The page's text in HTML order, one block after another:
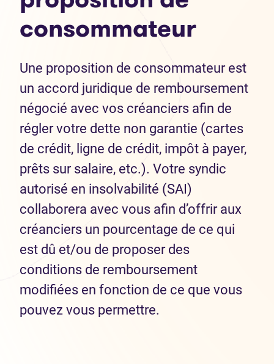
consommateur
Une proposition de consommateur est
un accord juridique de remboursement
négocié avec vos créanciers afin de
régler votre dette non garantie (cartes
de crédit, ligne de crédit, impôt à payer,
prêts sur salaire, etc.). Votre syndic
autorisé en insolvabilité (SAI)
collaborera avec vous afin d’offrir aux
créanciers un pourcentage de ce qui
est dû et/ou de proposer des
conditions de remboursement
modifiées en fonction de ce que vous
pouvez vous permettre.